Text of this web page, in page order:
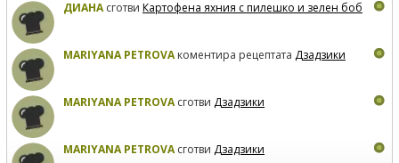
ДИАНАсготви Картофена яхния с пилешко и зелен боб
MARIYANA PETROVAкоментира рецептата Дзадзики
MARIYANA PETROVAсготви Дзадзики
MARIYANA PETROVAсготви Дзадзики